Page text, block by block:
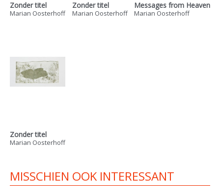
Zonder titel
Marian Oosterhoff
Zonder titel
Marian Oosterhoff
Messages from Heaven
Marian Oosterhoff
Zonder titel
Marian Oosterhoff
MISSCHIEN OOK INTERESSANT